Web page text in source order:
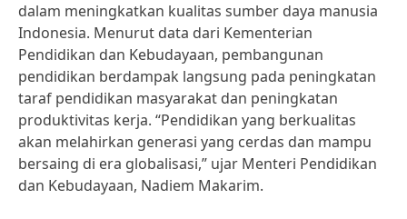
dalam meningkatkan kualitas sumber daya manusia
Indonesia. Menurut data dari Kementerian
Pendidikan dan Kebudayaan, pembangunan
pendidikan berdampak langsung pada peningkatan
taraf pendidikan masyarakat dan peningkatan
produktivitas kerja. “Pendidikan yang berkualitas
akan melahirkan generasi yang cerdas dan mampu
bersaing di era globalisasi,” ujar Menteri Pendidikan
dan Kebudayaan, Nadiem Makarim.